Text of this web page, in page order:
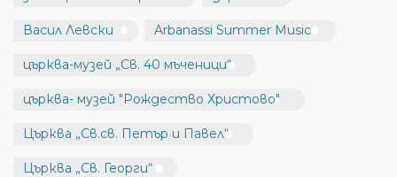
Васил Левски Arbanassi Summer Music
църква-музей „Св. 40 мъченици“
църква- музей "Рождество Христово"
Църква „Св.св. Петър и Павел“
Църква „Св. Георги“